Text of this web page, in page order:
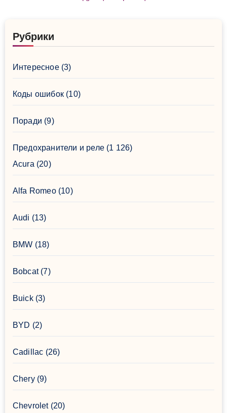
Рубрики
Интересное(3)
Коды ошибок(10)
Поради (9)
Предохранители и реле(1 126)
Acura(20)
Alfa Romeo(10)
Audi (13)
BMW (18)
Bobcat(7)
Buick(3)
BYD (2)
Cadillac (26)
Chery(9)
Chevrolet(20)